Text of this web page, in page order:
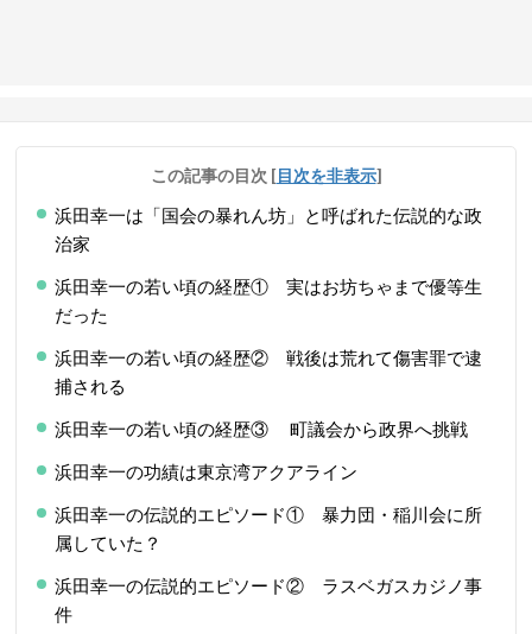
この記事の目次 [目次を非表示]
浜田幸一は「国会の暴れん坊」と呼ばれた伝説的な政
治家
浜田幸一の若い頃の経歴① 実はお坊ちゃまで優等生
だった
浜田幸一の若い頃の経歴② 戦後は荒れて傷害罪で逮
捕される
浜田幸一の若い頃の経歴③ 町議会から政界へ挑戦
浜田幸一の功績は東京湾アクアライン
浜田幸一の伝説的エピソード① 暴力団・稲川会に所
属していた？
浜田幸一の伝説的エピソード② ラスベガスカジノ事
件